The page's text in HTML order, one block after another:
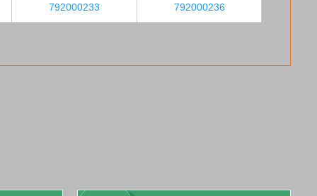
792000233 792000236